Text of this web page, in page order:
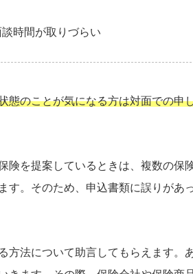
時間が取りづらい
態のことが気になる方は対面での申
険を提案しているときは、複数の保
す。そのため、申込書類に誤りがあ
方法について助言してもらえます。